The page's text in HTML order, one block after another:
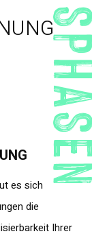
es sich
die
Ihrer